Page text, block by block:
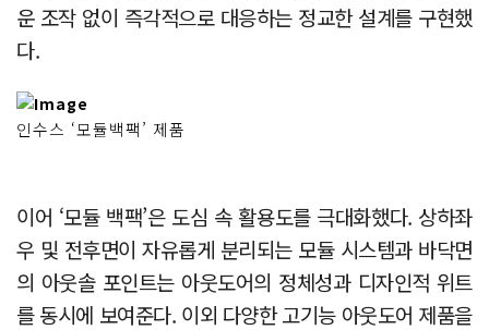
운 조작 없이 즉각적으로 대응하는 정교한 설계를 구현했
다.
인수스 ‘모듈백팩’ 제품
이어 ‘모듈 백팩’은 도심 속 활용도를 극대화했다. 상하좌
우 및 전후면이 자유롭게 분리되는 모듈 시스템과 바닥면
의 아웃솔 포인트는 아웃도어의 정체성과 디자인적 위트
를 동시에 보여준다. 이외 다양한 고기능 아웃도어 제품을